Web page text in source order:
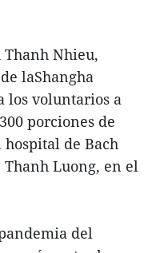
Nhieu,
laShangha
los voluntarios a
porciones de
de Bach
Luong, en el
del